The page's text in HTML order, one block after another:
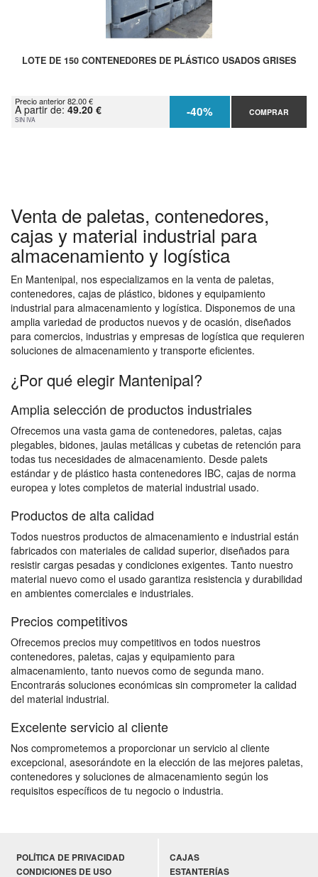
LOTE DE 150 CONTENEDORES DE PLÁSTICO USADOS GRISES
Precio anterior 82.00 €
A partir de: 49.20 €
SIN IVA -40% COMPRAR
Venta de paletas, contenedores,
cajas y material industrial para
almacenamiento y logística
En Mantenipal, nos especializamos en la venta de paletas,
contenedores, cajas de plástico, bidones y equipamiento
industrial para almacenamiento y logística. Disponemos de una
amplia variedad de productos nuevos y de ocasión, diseñados
para comercios, industrias y empresas de logística que requieren
soluciones de almacenamiento y transporte eficientes.
¿Por qué elegir Mantenipal?
Amplia selección de productos industriales
Ofrecemos una vasta gama de contenedores, paletas, cajas
plegables, bidones, jaulas metálicas y cubetas de retención para
todas tus necesidades de almacenamiento. Desde palets
estándar y de plástico hasta contenedores IBC, cajas de norma
europea y lotes completos de material industrial usado.
Productos de alta calidad
Todos nuestros productos de almacenamiento e industrial están
fabricados con materiales de calidad superior, diseñados para
resistir cargas pesadas y condiciones exigentes. Tanto nuestro
material nuevo como el usado garantiza resistencia y durabilidad
en ambientes comerciales e industriales.
Precios competitivos
Ofrecemos precios muy competitivos en todos nuestros
contenedores, paletas, cajas y equipamiento para
almacenamiento, tanto nuevos como de segunda mano.
Encontrarás soluciones económicas sin comprometer la calidad
del material industrial.
Excelente servicio al cliente
Nos comprometemos a proporcionar un servicio al cliente
excepcional, asesorándote en la elección de las mejores paletas,
contenedores y soluciones de almacenamiento según los
requisitos específicos de tu negocio o industria.
POLÍTICA DE PRIVACIDAD
CONDICIONES DE USO
CAJAS
ESTANTERÍAS